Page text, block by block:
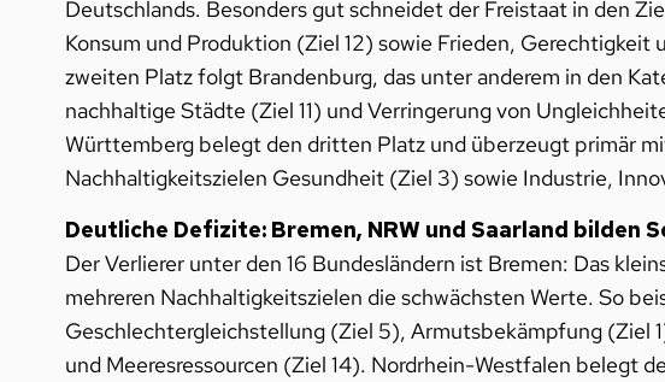
Deutschlands. Besonders gut schneidet der Freistaat in den
Konsum und Produktion (Ziel 12) sowie Frieden,
zweiten Platz folgt Brandenburg, das unter anderem in den
nachhaltige Städte (Ziel 11) und Verringerung von
Württemberg belegt den dritten Platz und überzeugt primär
Nachhaltigkeitszielen Gesundheit (Ziel 3) sowie Industrie,
Deutliche Defizite: Bremen, NRW und Saarland bilden
Der Verlierer unter den 16 Bundesländern ist Bremen: Das
mehreren Nachhaltigkeitszielen die schwächsten Werte. So
Geschlechtergleichstellung (Ziel 5), Armutsbekämpfung (Ziel
und Meeresressourcen (Ziel 14). Nordrhein-Westfalen belegt